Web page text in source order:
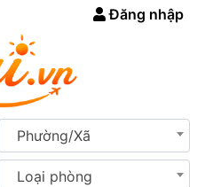
Đăng nhập
Phường/Xã
Loại phòng